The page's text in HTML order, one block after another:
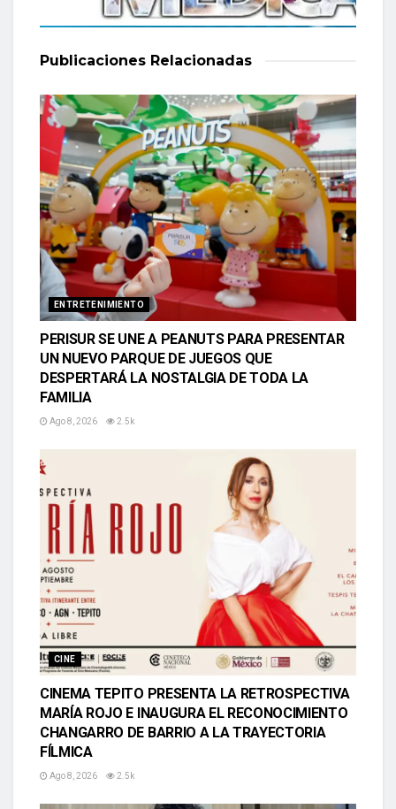
Publicaciones Relacionadas
ENTRETENIMIENTO
PERISUR SE UNE A PEANUTS PARA PRESENTAR
UN NUEVO PARQUE DE JUEGOS QUE
DESPERTARÁ LA NOSTALGIA DE TODA LA
FAMILIA
Ago 8, 2026 2.5k
CINE
CINEMA TEPITO PRESENTA LA RETROSPECTIVA
MARÍA ROJO E INAUGURA EL RECONOCIMIENTO
CHANGARRO DE BARRIO A LA TRAYECTORIA
FÍLMICA
Ago 8, 2026 2.5k